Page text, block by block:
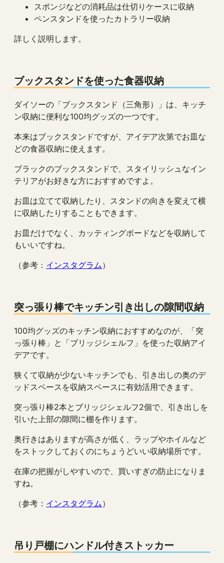
スポンジなどの消耗品は仕切りケースに収納
ペンスタンドを使ったカトラリー収納
詳しく説明します。
ブックスタンドを使った食器収納
ダイソーの「ブックスタンド（三角形）」は、キッチ
ン収納に便利な100均グッズの一つです。
本来はブックスタンドですが、アイデア次第でお皿な
どの食器収納に使えます。
ブラックのブックスタンドで、スタイリッシュなイン
テリアがお好きな方におすすめですよ。
お皿は立てて収納したり、スタンドの向きを変えて横
に収納したりすることもできます。
お皿だけでなく、カッティングボードなどを収納して
もいいですね。
（参考： インスタグラム ）
突っ張り棒でキッチン引き出しの隙間収納
100均グッズのキッチン収納におすすめなのが、「突
っ張り棒」と「ブリッジシェルフ」を使った収納アイ
デアです。
狭くて収納が少ないキッチンでも、引き出しの奥のデ
ッドスペースを収納スペースに有効活用できます。
突っ張り棒2本とブリッジシェルフ2個で、引き出しを
引いた上部の隙間に棚を作ります。
奥行きはありますが高さが低く、ラップやホイルなど
をストックしておくのにちょうどいい収納場所です。
在庫の把握がしやすいので、買いすぎの防止になりま
すね。
（参考： インスタグラム ）
吊り戸棚にハンドル付きストッカー